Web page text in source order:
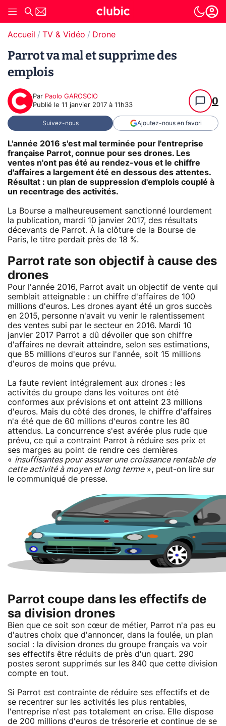
Accueil TV & Vidéo Drone
Parrot va mal et supprime des
emplois
Par Paolo GAROSCIO
Publié le 11 janvier 2017 à 11h33 0
Suivez-nous Ajoutez-nous en favori
L'année 2016 s'est mal terminée pour l'entreprise
française Parrot, connue pour ses drones. Les
ventes n'ont pas été au rendez-vous et le chiffre
d'affaires a largement été en dessous des attentes.
Résultat : un plan de suppression d'emplois couplé à
un recentrage des activités.
La Bourse a malheureusement sanctionné lourdement
la publication, mardi 10 janvier 2017, des résultats
décevants de Parrot. À la clôture de la Bourse de
Paris, le titre perdait près de 18 %.
Parrot rate son objectif à cause des
drones
Pour l'année 2016, Parrot avait un objectif de vente qui
semblait atteignable : un chiffre d'affaires de 100
millions d'euros. Les drones ayant été un gros succès
en 2015, personne n'avait vu venir le ralentissement
des ventes subi par le secteur en 2016. Mardi 10
janvier 2017 Parrot a dû dévoiler que son chiffre
d'affaires ne devrait atteindre, selon ses estimations,
que 85 millions d'euros sur l'année, soit 15 millions
d'euros de moins que prévu.
La faute revient intégralement aux drones : les
activités du groupe dans les voitures ont été
conformes aux prévisions et ont atteint 23 millions
d'euros. Mais du côté des drones, le chiffre d'affaires
n'a été que de 60 millions d'euros contre les 80
attendus. La concurrence s'est avérée plus rude que
prévu, ce qui a contraint Parrot à réduire ses prix et
ses marges au point de rendre ces dernières
« insuffisantes pour assurer une croissance rentable de
cette activité à moyen et long terme», peut-on lire sur
le communiqué de presse.
Parrot coupe dans les effectifs de
sa division drones
Bien que ce soit son cœur de métier, Parrot n'a pas eu
d'autres choix que d'annoncer, dans la foulée, un plan
social : la division drones du groupe français va voir
ses effectifs être réduits de près d'un quart. 290
postes seront supprimés sur les 840 que cette division
compte en tout.
Si Parrot est contrainte de réduire ses effectifs et de
se recentrer sur les activités les plus rentables,
l'entreprise n'est pas totalement en crise. Elle dispose
de 200 millions d'euros de trésorerie et continue de se